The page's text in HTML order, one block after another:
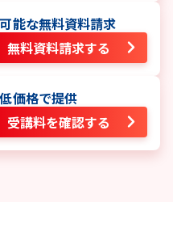
能な無料資料請求
無料資料請求する
価格で提供
受講料を確認する